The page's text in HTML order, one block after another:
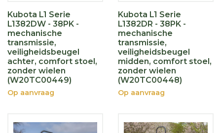
Kubota L1 Serie
L1382DW - 38PK -
mechanische
transmissie,
veiligheidsbeugel
achter, comfort stoel,
zonder wielen
(W20TC00449)
Op aanvraag
Kubota L1 Serie
L1382DR - 38PK -
mechanische
transmissie,
veiligheidsbeugel
midden, comfort stoel,
zonder wielen
(W20TC00448)
Op aanvraag